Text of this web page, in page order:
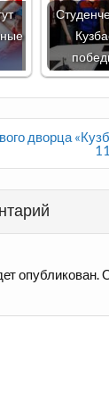
дворца
опубликован.